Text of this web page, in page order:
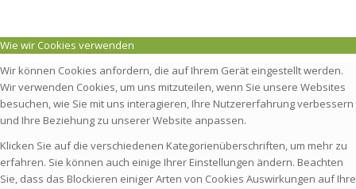
Wie wir Cookies verwenden
Wir können Cookies anfordern, die auf Ihrem Gerät eingestellt werden.
Wir verwenden Cookies, um uns mitzuteilen, wenn Sie unsere Websites
besuchen, wie Sie mit uns interagieren, Ihre Nutzererfahrung verbessern
und Ihre Beziehung zu unserer Website anpassen.
Klicken Sie auf die verschiedenen Kategorienüberschriften, um mehr zu
erfahren. Sie können auch einige Ihrer Einstellungen ändern. Beachten
Sie, dass das Blockieren einiger Arten von Cookies Auswirkungen auf Ihre